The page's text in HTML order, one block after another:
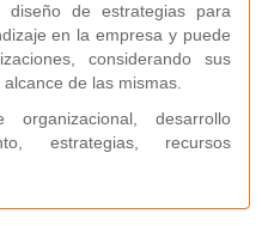
de estrategias para
en la empresa y puede
considerando sus
de las mismas.
organizacional, desarrollo
estrategias, recursos